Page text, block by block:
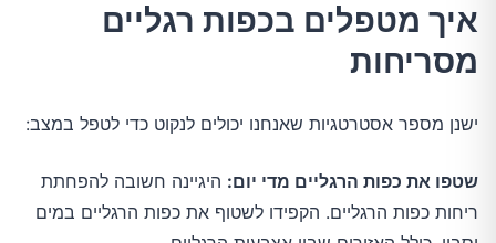
איך מטפלים בכפות רגליים
מסריחות
ישנן מספר אסטרטגיות שאנחנו יכולים לנקוט כדי לטפל במצב:
שטפו את כפות הרגליים מדי יום: היגיינה חשובה להפחתת
ריחות כפות הרגליים. הקפידו לשטוף את כפות הרגליים במים